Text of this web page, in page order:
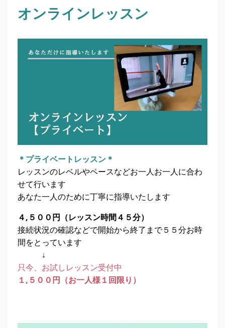
オンラインレッスン
＊プライベートレッスン＊
レッスンのレベルやペースなどお一人お一人に合わ
せて行います
あなた一人のために丁寧に指導いたします
４,５００円（レッスン時間４５分）
接続状況の確認などで開始から終了まで５５分お時
間をとっています
↓
只今、お試しレッスン受付中
１,５００円（お一人様１回限り）